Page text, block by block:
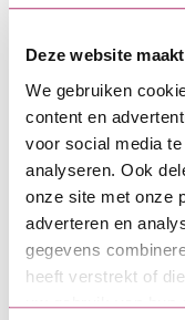
Deze website
We gebruiken
content en
voor social media
analyseren. Ook
onze site met onze
adverteren en
gegevens
heeft verstrekt of
uw gebruik van hun
*** Dit zijn de
totale leenbedrag.
Blijverslening
Bij hypothecaire
hoort een
vanaf € 10.001
rentevast. Dit is